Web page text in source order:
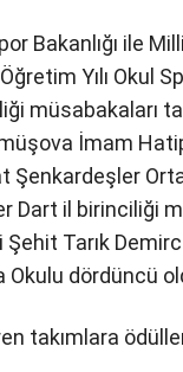
Bakanlığı ile
Yılı Okul
müsabakaları
İmam
Şenkardeşler
Dart il birinciliği
Tarık
Okulu dördüncü
takımlara